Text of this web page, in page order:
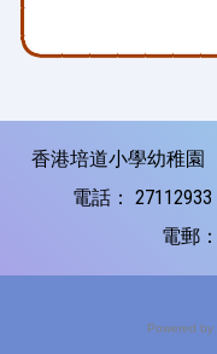
香港培道小學幼稚園
電話： 27112933
電郵：
Powered by